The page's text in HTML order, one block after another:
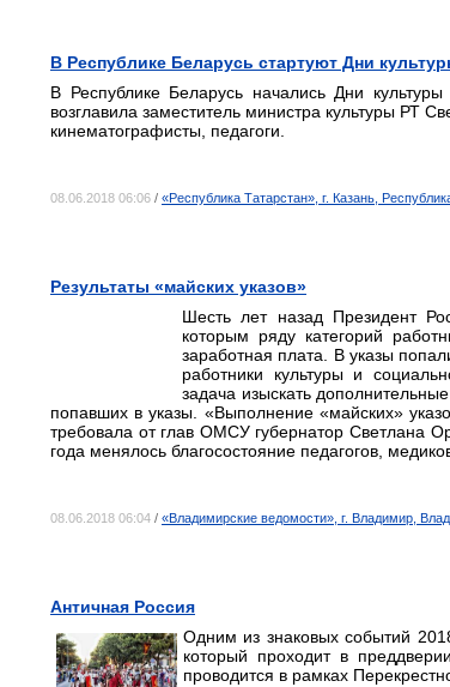
В Республике Беларусь стартуют Дни
В Республике Беларусь начались Дни
возглавила заместитель министра культуры РТ
кинематографисты, педагоги.
08.06.2018 06:06 / «Республика Татарстан», г. Казань,
Результаты «майских указов»
Шесть лет назад Президент
которым ряду категорий
заработная плата. В указы
работники культуры и
задача изыскать
попавших в указы. «Выполнение «майских»
требовала от глав ОМСУ губернатор Светлана
года менялось благосостояние педагогов,
08.06.2018 06:04 / «Владимирские ведомости», г. Владимир,
Античная Россия
Одним из знаковых событий
который проходит в
проводится в рамках